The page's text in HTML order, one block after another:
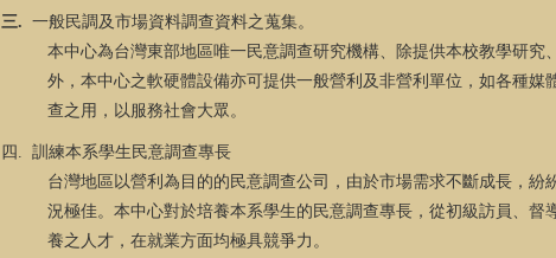
三. 一般民調及市場資料調查資料之蒐集。
本中心為台灣東部地區唯一民意調查研究機構、除提供本校教學研究
外，本中心之軟硬體設備亦可提供一般營利及非營利單位，如各種媒
查之用，以服務社會大眾。
四 . 訓練本系學生民意調查專長
台灣地區以營利為目的的民意調查公司，由於市場需求不斷成長，
況極佳。本中心對於培養本系學生的民意調查專長，從初級訪員、
養之人才，在就業方面均極具競爭力。